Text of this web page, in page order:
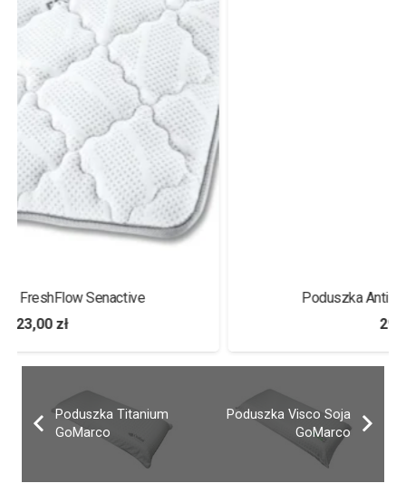
Poduszka Antistress Carbon Hilding
Poduszka Titanium
GoMarco
Poduszka Visco Soja
GoMarco